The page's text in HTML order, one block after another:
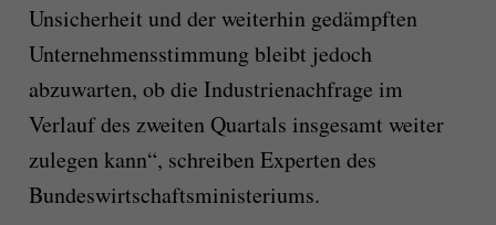
Unsicherheit und der weiterhin gedämpften
Unternehmensstimmung bleibt jedoch
abzuwarten, ob die Industrienachfrage im
Verlauf des zweiten Quartals insgesamt weiter
zulegen kann“, schreiben Experten des
Bundeswirtschaftsministeriums.